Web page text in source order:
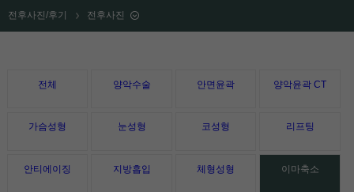
전후사진/후기 전후사진
전체 양악수술 안면윤곽 양악윤곽 CT
가슴성형 눈성형 코성형 리프팅
안티에이징 지방흡입 체형성형 이마축소